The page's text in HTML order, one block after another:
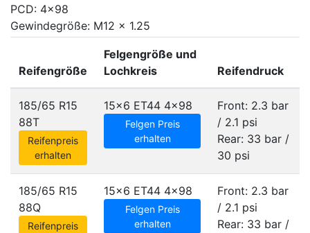
PCD: 4x98
Gewindegröße: M12 x 1.25
Reifengröße
Felgengröße und
Lochkreis
Reifendruck
185/65 R15
88T
Reifenpreis
erhalten
15x6 ET44 4x98
Felgen Preis
erhalten
Front: 2.3 bar
/ 2.1 psi
Rear: 33 bar /
30 psi
185/65 R15
88Q
Reifenpreis
15x6 ET44 4x98
Felgen Preis
erhalten
Front: 2.3 bar
/ 2.1 psi
Rear: 33 bar /